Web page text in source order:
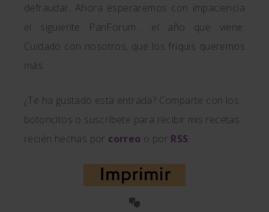
defraudar. Ahora esperaremos con impaciencia
el siguiente PanForum… el año que viene.
Cuidado con nosotros, que los friquis queremos
más.
¿Te ha gustado esta entrada? Comparte con los
botoncitos o suscríbete para recibir mis recetas
recién hechas por correo o por RSS.